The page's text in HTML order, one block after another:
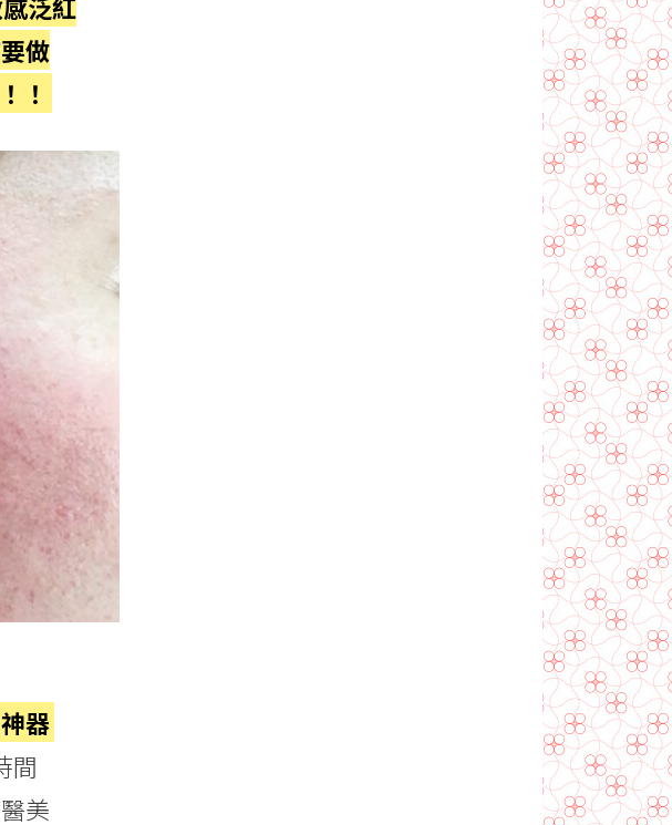
做
！
器
間
美